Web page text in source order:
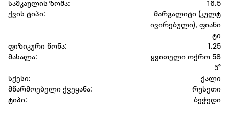
სამკაულის ზომა:
16.5
ქვის ტიპი:
მარგალიტი (კულტ
ივირებული), ფიანი
ტი
ფიზიკური წონა:
1.25
მასალა:
ყვითელი ოქრო 58
5°
სქესი:
ქალი
მწარმოებელი ქვეყანა:
რუსეთი
ტიპი:
ბეჭედი